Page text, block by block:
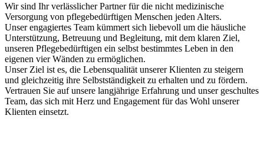
Wir sind Ihr verlässlicher Partner für die nicht medizinische
Versorgung von pflegebedürftigen Menschen jeden Alters.
Unser engagiertes Team kümmert sich liebevoll um die häusliche
Unterstützung, Betreuung und Begleitung, mit dem klaren Ziel,
unseren Pflegebedürftigen ein selbst bestimmtes Leben in den
eigenen vier Wänden zu ermöglichen.
Unser Ziel ist es, die Lebensqualität unserer Klienten zu steigern
und gleichzeitig ihre Selbstständigkeit zu erhalten und zu fördern.
Vertrauen Sie auf unsere langjährige Erfahrung und unser geschultes
Team, das sich mit Herz und Engagement für das Wohl unserer
Klienten einsetzt.